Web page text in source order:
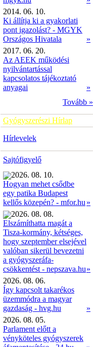
2014. 06. 10.
Ki állítja ki a gyakorlati
pont igazolást? - MGYK
Országos Hivatala
»
2017. 06. 20.
Az AEEK működési
nyilvántartással
kapcsolatos tájékoztató
anyagai
»
Tovább »
Gyógyszerészi Hírlap
Hírlevelek
Sajtófigyelő
2026. 08. 10.
Hogyan mehet csődbe
egy patika Budapest
kellős közepén? - mfor.hu »
2026. 08. 08.
Elszámíthatta magát a
Tisza-kormány, kétséges,
hogy szeptember elsejével
valóban sikerül bevezetni
a gyógyszeráfa-
csökkentést - nepszava.hu»
2026. 08. 06.
Így kapcsolt takarékos
üzemmódra a magyar
gazdaság - hvg.hu
»
2026. 08. 05.
Parlament előtt a
vényköteles gyógyszerek